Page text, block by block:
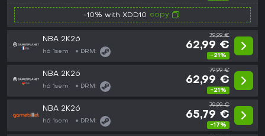
-10% with XDD10 copy
NBA 2K26
há 1sem DRM:
79,99 €
62,99 €
-21%
NBA 2K26
há 1sem DRM:
79,99 €
62,99 €
-21%
NBA 2K26
há 1sem DRM:
79,99 €
65,79 €
-17%